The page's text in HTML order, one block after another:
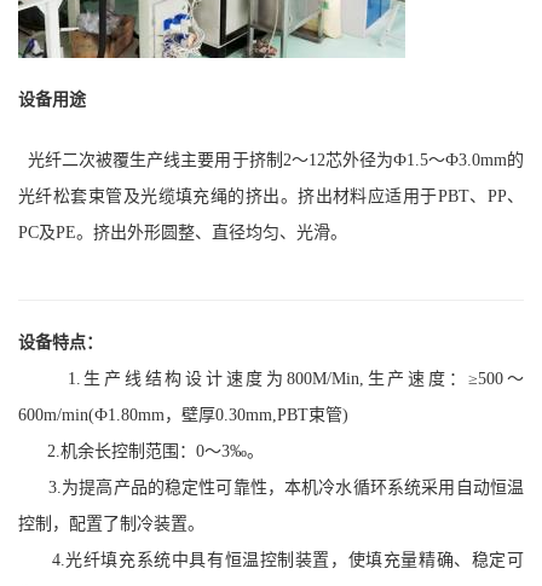
设备用途
光纤二次被覆生产线主要用于挤制2～12芯外径为Ф1.5～Ф3.0mm的
光纤松套束管及光缆填充绳的挤出。挤出材料应适用于PBT、PP、
PC及PE。挤出外形圆整、直径均匀、光滑。
设备特点：
1. 生产线结构设计速度为800M/Min,生产速度：≥500～
600m/min(Ф1.80mm，壁厚0.30mm,PBT束管)
2.机余长控制范围：0～3‰。
3.为提高产品的稳定性可靠性，本机冷水循环系统采用自动恒温
控制，配置了制冷装置。
4.光纤填充系统中具有恒温控制装置，使填充量精确、稳定可